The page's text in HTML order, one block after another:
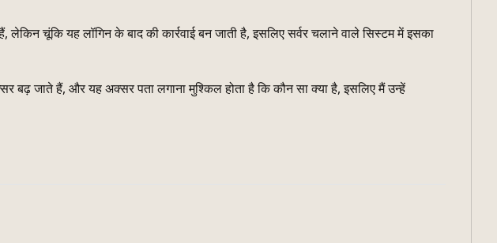
चूंकि यह लॉगिन के बाद की कार्रवाई बन जाती है, इसलिए सर्वर चलाने वाले सिस्टम में इसका
बढ़ जाते हैं, और यह अक्सर पता लगाना मुश्किल होता है कि कौन सा क्या है, इसलिए मैं उन्हें